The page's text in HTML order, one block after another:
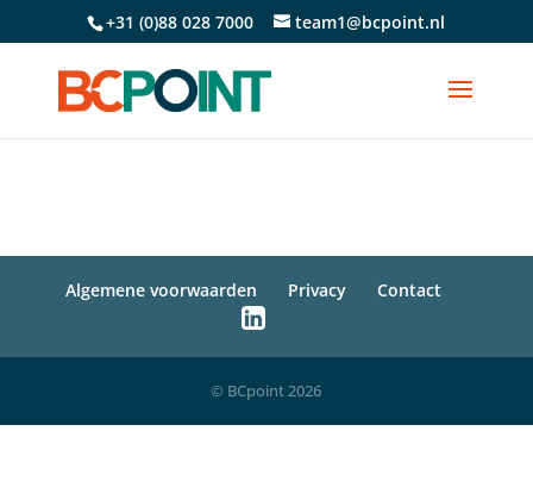
+31 (0)88 028 7000 team1@bcpoint.nl
Algemene voorwaarden Privacy Contact
© BCpoint 2026